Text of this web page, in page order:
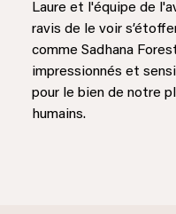
Laure et l'équipe de
ravis de le voir
comme Sadhana
impressionnés et
pour le bien de notre
humains.